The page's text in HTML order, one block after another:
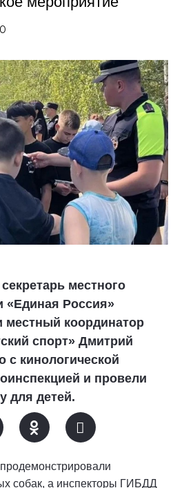
местного
«Единая Россия»
местный координатор
спорт» Дмитрий
с кинологической
и провели
для детей.
собак, а инспекторы ГИБДД